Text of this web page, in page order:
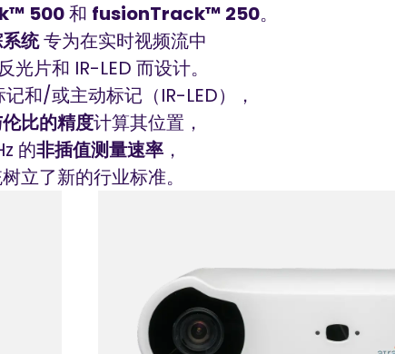
500和 fusionTrack™ 250。
统专为在实时视频流中
片和 IR-LED 而设计。
和/或主动标记（IR-LED），
比的精度计算其位置，
的非插值测量速率，
立了新的行业标准。